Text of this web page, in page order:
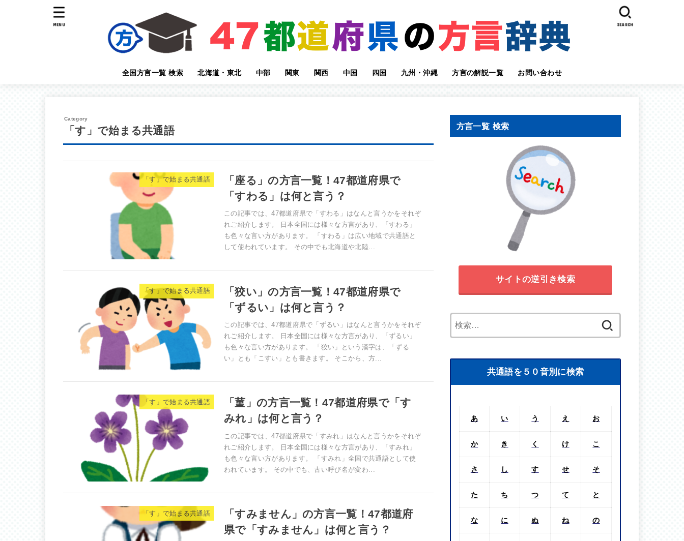
全国方言一覧 検索 北海道・東北 中部 関東 関西 中国 四国 九州・沖縄 方言の解説一覧 お問い合わせ
SEARCH
MENU
「す」で始まる共通語
「す」で始まる共通語
「座る」の方言一覧！47都道府県で
「すわる」は何と言う？
この記事では、47都道府県で「すわる」はなんと言うかをそれぞ
れご紹介します。 日本全国には様々な方言があり、「すわる」
も色々な言い方があります。 「すわる」は広い地域で共通語と
して使われています。 その中でも北海道や北陸...
「す」で始まる共通語
「狡い」の方言一覧！47都道府県で
「ずるい」は何と言う？
この記事では、47都道府県で「ずるい」はなんと言うかをそれぞ
れご紹介します。 日本全国には様々な方言があり、「ずるい」
も色々な言い方があります。 「狡い」という漢字は、「ずる
い」とも「こすい」とも書きます。 そこから、方...
「す」で始まる共通語
「菫」の方言一覧！47都道府県で「す
みれ」は何と言う？
この記事では、47都道府県で「すみれ」はなんと言うかをそれぞ
れご紹介します。 日本全国には様々な方言があり、「すみれ」
も色々な言い方があります。 「すみれ」全国で共通語として使
われています。 その中でも、古い呼び名が変わ...
「す」で始まる共通語
「すみません」の方言一覧！47都道府
県で「すみません」は何と言う？
方言一覧 検索
サイトの逆引き検索
索:
共通語を５０音別に検索
あ い う え お
か き く け こ
さ し す せ そ
た ち つ て と
な に ぬ ね の